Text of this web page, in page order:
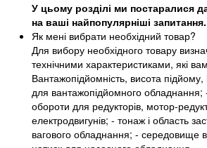
У цьому розділі ми постаралися
на ваші найпопулярніші запитання.
Як мені вибрати необхідний товар?
Для вибору необхідного товару
технічними характеристиками, які
Вантажопідйомність, висота підйому,
для вантажопідйомного обладнання;
обороти для редукторів, мотор-
електродвигунів; - тонаж і область
вагового обладнання; - середовище